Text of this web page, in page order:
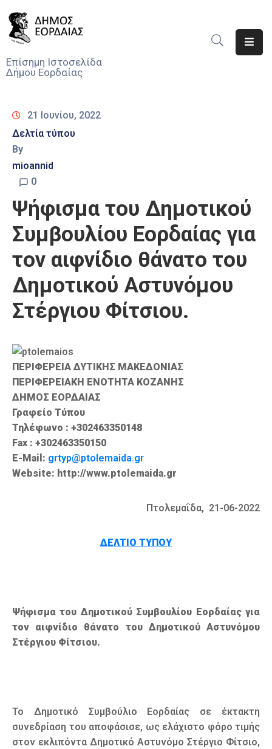
Επίσημη Ιστοσελίδα
Δήμου Εορδαίας
Νέα
Υπηρεσίες
Του
Δήμου
Προσκλήσεις
Αποφάσεις
Τηλέφωνα
Καιρός
21 Ιουνίου, 2022
Δελτία τύπου
By
mioannid
0
Ψήφισμα του Δημοτικού
Συμβουλίου Εορδαίας για
τον αιφνίδιο θάνατο του
Δημοτικού Αστυνόμου
Στέργιου Φίτσιου.
ΠΕΡΙΦΕΡΕΙΑ ΔΥΤΙΚΗΣ ΜΑΚΕΔΟΝΙΑΣ
ΠΕΡΙΦΕΡΕΙΑΚΗ ΕΝΟΤΗΤΑ ΚΟΖΑΝΗΣ
ΔΗΜΟΣ ΕΟΡΔΑΙΑΣ
Γραφείο Τύπου
Τηλέφωνο : +302463350148
Fax : +302463350150
E-Mail: grtyp@ptolemaida.gr
Website: http://www.ptolemaida.gr
Πτολεμαΐδα, 21-06-2022
ΔΕΛΤΙΟ ΤΥΠΟΥ
Ψήφισμα του Δημοτικού Συμβουλίου Εορδαίας για
τον αιφνίδιο θάνατο του Δημοτικού Αστυνόμου
Στέργιου Φίτσιου.
Το Δημοτικό Συμβούλιο Εορδαίας σε έκτακτη
συνεδρίαση του αποφάσισε, ως ελάχιστο φόρο τιμής
στον εκλιπόντα Δημοτικό Αστυνόμο Στέργιο Φίτσιο,